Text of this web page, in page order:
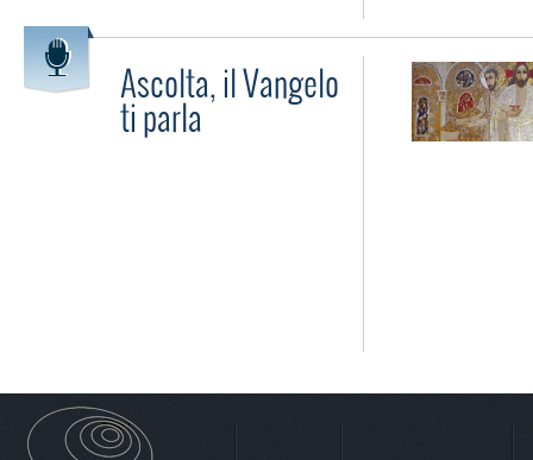
Ascolta, il Vangelo
ti parla